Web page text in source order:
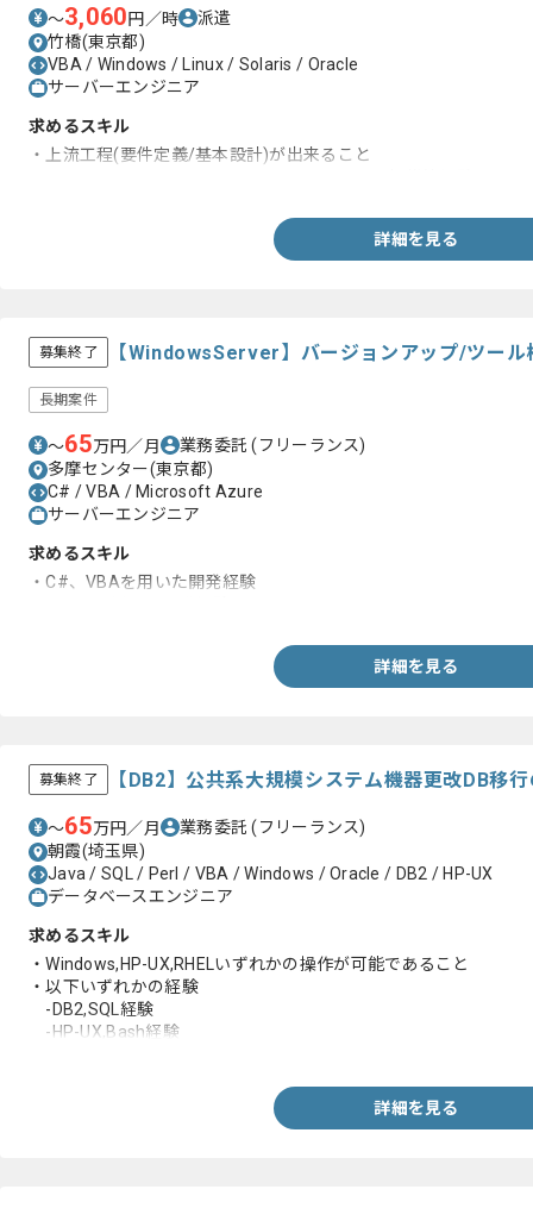
〜3,060円／時
派遣
竹橋(東京都)
VBA / Windows / Linux / Solaris / Oracle
サーバーエンジニア
求めるスキル
・上流工程(要件定義/基本設計)が出来ること
詳細を見る
募集終了 【WindowsServer】バージョンアップ/ツー
長期案件
〜65万円／月 業務委託(フリーランス)
多摩センター(東京都)
C# / VBA / Microsoft Azure
サーバーエンジニア
求めるスキル
・C#、VBAを用いた開発経験
詳細を見る
募集終了 【DB2】公共系大規模システム機器更改DB移
〜65万円／月 業務委託(フリーランス)
朝霞(埼玉県)
Java / SQL / Perl / VBA / Windows / Oracle / DB2 / HP-UX
データベースエンジニア
求めるスキル
・Windows,HP-UX,RHELいずれかの操作が可能であること
・以下いずれかの経験
-DB2,SQL経験
-HP-UX,Bash経験
詳細を見る